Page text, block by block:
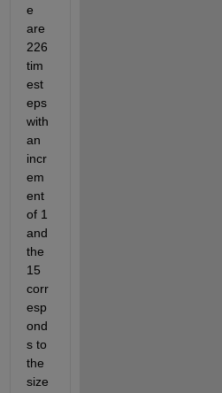
e
are
226
tim
est
eps
with
an
incr
em
ent
of 1
and
the
15
corr
esp
ond
s to
the
size